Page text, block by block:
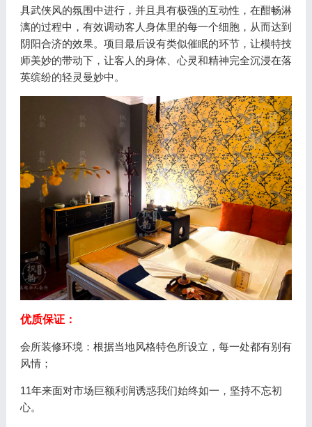
具武侠风的氛围中进行，并且具有极强的互动性，在酣畅淋
漓的过程中，有效调动客人身体里的每一个细胞，从而达到
阴阳合济的效果。项目最后设有类似催眠的环节，让模特技
师美妙的带动下，让客人的身体、心灵和精神完全沉浸在落
英缤纷的轻灵曼妙中。
优质保证：
会所装修环境：根据当地风格特色所设立，每一处都有别有
风情；
11年来面对市场巨额利润诱惑我们始终如一，坚持不忘初
心。